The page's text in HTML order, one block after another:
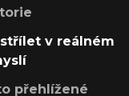
v reálném
přehlížené